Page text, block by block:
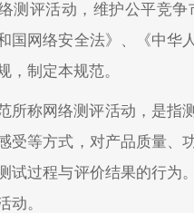
测评活动，维护公平竞
国网络安全法》、《中
，制定本规范。
所称网络测评活动，是指
受等方式，对产品质量、
试过程与评价结果的行为
动。